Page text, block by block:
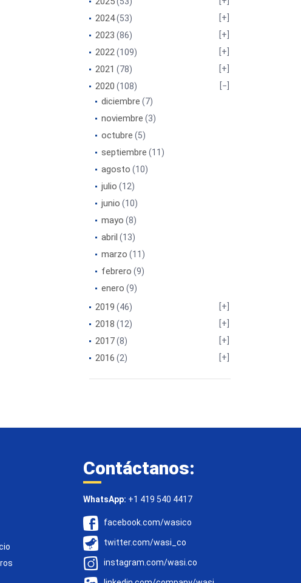
2024(53)
2023 (86)
2022(109)
2021 (78)
2020 (108)
diciembre (7)
noviembre (3)
octubre (5)
septiembre (11)
agosto (10)
julio (12)
junio (10)
mayo (8)
abril (13)
marzo (11)
febrero (9)
enero (9)
2019 (46)
2018 (12)
2017(8)
2016 (2)
Contáctanos:
WhatsApp: +1 419 540 4417
facebook.com/wasico
twitter.com/wasi_co
instagram.com/wasi.co